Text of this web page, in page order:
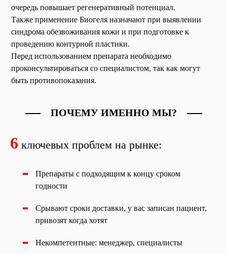
очередь повышает регенеративный потенциал.
Также применение Биогеля назначают при выявлении
синдрома обезвоживания кожи и при подготовке к
проведению контурной пластики.
Перед использованием препарата необходимо
проконсультироваться со специалистом, так как могут
быть противопоказания.
ПОЧЕМУ ИМЕННО МЫ?
6 ключевых проблем на рынке:
Препараты с подходящим к концу сроком
годности
Срывают сроки доставки, у вас записан пациент,
привозят когда хотят
Некомпетентные: менеджер, специалисты